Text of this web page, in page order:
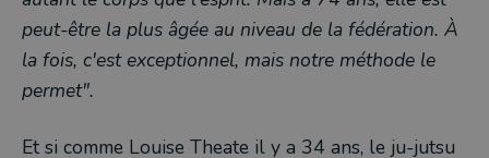
peut-être la plus âgée au niveau de la fédération. À
la fois, c'est exceptionnel, mais notre méthode le
permet".
Et si comme Louise Theate il y a 34 ans, le ju-jutsu